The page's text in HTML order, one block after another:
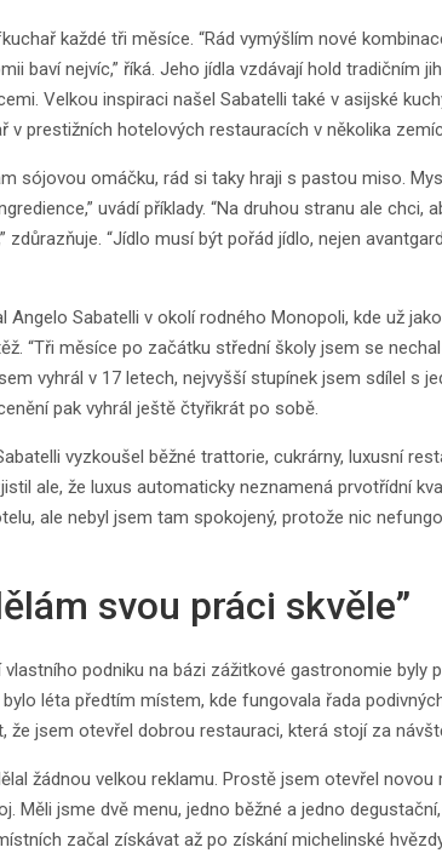
každé tři měsíce. “Rád vymýšlím nové
baví nejvíc,” říká. Jeho jídla vzdávají hold tradičním
Velkou inspiraci našel Sabatelli také v asijské
v prestižních hotelových restauracích v několika
sójovou omáčku, rád si taky hraji s pastou miso.
uvádí příklady. “Na druhou stranu ale chci,
zdůrazňuje. “Jídlo musí být pořád jídlo, nejen
Angelo Sabatelli v okolí rodného Monopoli, kde už
“Tři měsíce po začátku střední školy jsem se
vyhrál v 17 letech, nejvyšší stupínek jsem sdílel s
pak vyhrál ještě čtyřikrát po sobě.
vyzkoušel běžné trattorie, cukrárny, luxusní
ale, že luxus automaticky neznamená prvotřídní
ale nebyl jsem tam spokojený, protože nic
svou práci skvěle”
vlastního podniku na bázi zážitkové gastronomie byly
léta předtím místem, kde fungovala řada
že jsem otevřel dobrou restauraci, která stojí za
žádnou velkou reklamu. Prostě jsem otevřel
Měli jsme dvě menu, jedno běžné a jedno
začal získávat až po získání michelinské